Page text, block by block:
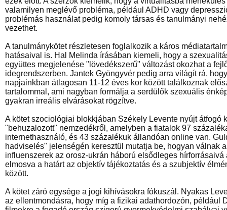
valamilyen meglévő probléma, például ADHD vagy
problémás használat pedig komoly társas és tanulmányi
vezethet.
A tanulmánykötet részletesen foglalkozik a káros
hatásaival is. Hal Melinda írásában kiemeli, hogy a
együttes megjelenése "lövedékszerű" változást okozhat a
idegrendszerben. Jantek Gyöngyvér pedig arra világít rá,
napjainkban átlagosan 11-12 éves kor között találkoznak
tartalommal, ami nagyban formálja a serdülők szexuális
gyakran irreális elvárásokat rögzítve.
A kötet szociológiai blokkjában Székely Levente nyújt átfogó
"behuzalozott" nemzedékről, amelyben a fiatalok 97
internethasználó, és 43 százalékuk állandóan online van.
hadviselés" jelenségén keresztül mutatja be, hogyan válnak
influenszerek az orosz-ukrán háború elsődleges hírforrásaivá
elmosva a határt az objektív tájékoztatás és a szubjektív
között.
A kötet záró egysége a jogi kihívásokra fókuszál. Nyakas
az ellentmondásra, hogy míg a fizikai adathordozón, például